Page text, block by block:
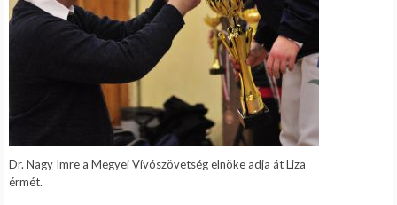
Dr. Nagy Imre a Megyei Vívószövetség elnöke adja át Liza
érmét.